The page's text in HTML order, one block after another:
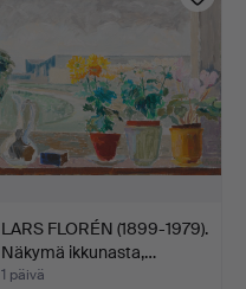
LARS FLORÉN (1899-1979).
Näkymä ikkunasta,…
1 päivä